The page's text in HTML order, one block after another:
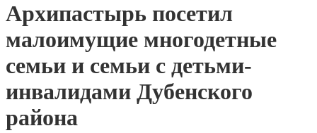
Архипастырь посетил
малоимущие многодетные
семьи и семьи с детьми-
инвалидами Дубенского
района